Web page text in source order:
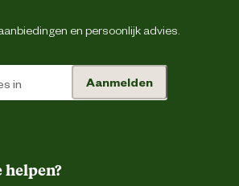
en persoonlijk advies.
Aanmelden
helpen?